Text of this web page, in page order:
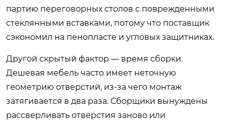
партию переговорных столов с поврежденными
стеклянными вставками, потому что поставщик
сэкономил на пенопласте и угловых защитниках.
Другой скрытый фактор — время сборки.
Дешевая мебель часто имеет неточную
геометрию отверстий, из-за чего монтаж
затягивается в два раза. Сборщики вынуждены
рассверливать отверстия заново или